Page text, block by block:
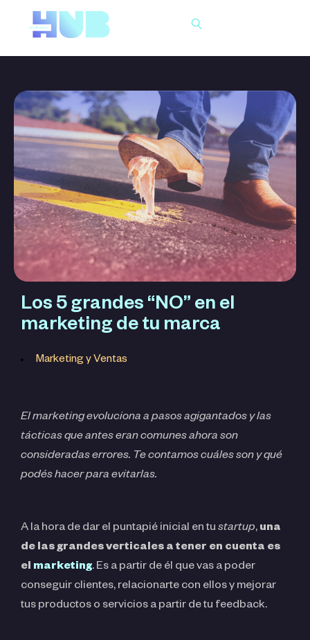
Los 5 grandes “NO” en el
marketing de tu marca
Marketing y Ventas
El marketing evoluciona a pasos agigantados y las
tácticas que antes eran comunes ahora son
consideradas errores. Te contamos cuáles son y qué
podés hacer para evitarlas.
A la hora de dar el puntapié inicial en tu startup, una
de las grandes verticales a tener en cuenta es
el marketing. Es a partir de él que vas a poder
conseguir clientes, relacionarte con ellos y mejorar
tus productos o servicios a partir de tu feedback.